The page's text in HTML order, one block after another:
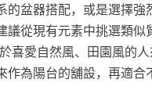
的盆器搭配，或是選擇強
議從現有元素中挑選類似
喜愛自然風、田園風的
為陽台的舖設，再適合